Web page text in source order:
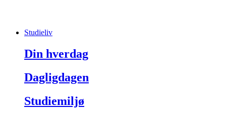
Studieliv
Din hverdag
Dagligdagen
Studiemiljø